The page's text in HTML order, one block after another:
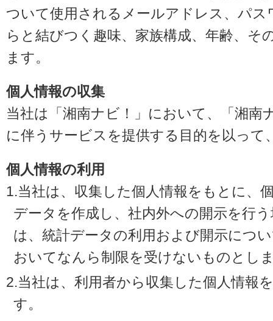
ついて使用されるメールアドレス、パ
らと結びつく趣味、家族構成、年齢、そ
ます。
個人情報の収集
当社は「湘南ナビ！」において、「湘南
に伴うサービスを提供する目的を以って
個人情報の利用
1.当社は、収集した個人情報をもとに、
データを作成し、社内外への開示を行
は、統計データの利用および開示につ
おいてなんら制限を受けないものとし
2.当社は、利用者から収集した個人情報
す。